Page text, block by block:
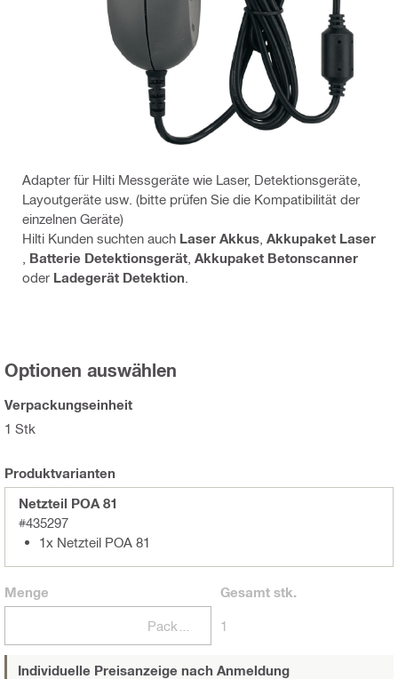
Adapter für Hilti Messgeräte wie Laser, Detektionsgeräte,
Layoutgeräte usw. (bitte prüfen Sie die Kompatibilität der
einzelnen Geräte)
Hilti Kunden suchten auch Laser Akkus Akkupaket Laser
Batterie Detektionsgerät Akkupaket Betonscanner
oder Ladegerät Detektion
Optionen auswählen
Verpackungseinheit
1 Stk
Produktvarianten
Netzteil POA 81
#435297
1x Netzteil POA 81
Menge Gesamtstk.
1
Individuelle Preisanzeige nach Anmeldung